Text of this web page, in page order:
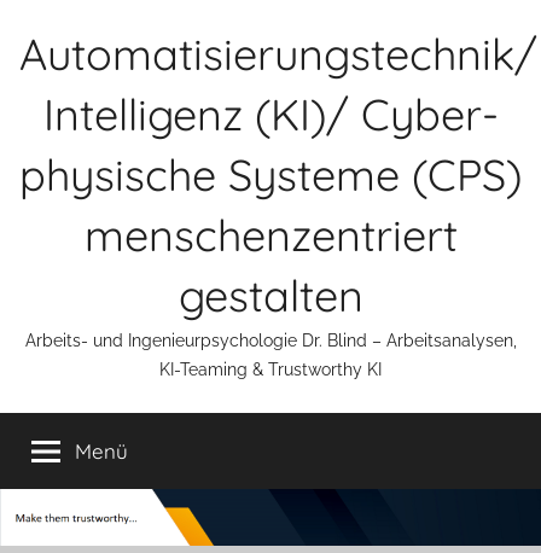
Inhalt
Intelligenz (KI)/ Cyber-
physische Systeme (CPS)
menschenzentriert
gestalten
Arbeits- und Ingenieurpsychologie Dr. Blind – Arbeitsanalysen,
KI-Teaming & Trustworthy KI
Menü